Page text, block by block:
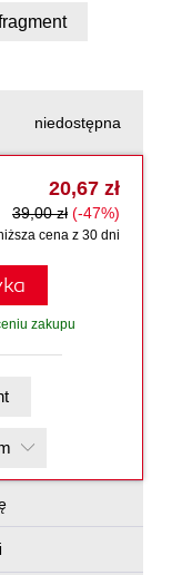
niedostępna
20,67 zł
39,00 zł (-47%)
cena z 30 dni
zakupu